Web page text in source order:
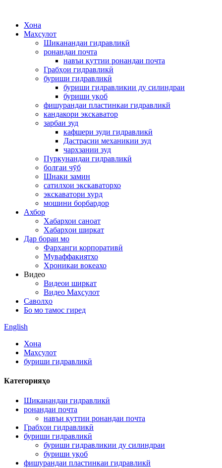
Хона
Маҳсулот
Шиканандаи гидравликӣ
ронандаи почта
навъи қуттии ронандаи почта
Грабҳои гидравликӣ
буриши гидравликӣ
буриши гидравликии ду силиндраи
буриши уқоб
фишурандаи пластинкаи гидравликй
кандакори экскаватор
зарбаи зуд
кафшери зуди гидравликӣ
Дастрасии механикии зуд
чархзании зуд
Пуркунандаи гидравликӣ
болғаи чӯб
Шнаки замин
сатилхои экскаваторхо
экскаватори хурд
мошини борбардор
Ахбор
Хабархои саноат
Хабарҳои ширкат
Дар бораи мо
Фарҳанги корпоративӣ
Муваффакиятхо
Хроникаи вокеахо
Видео
Видеои ширкат
Видео Маҳсулот
Саволҳо
Бо мо тамос гиред
English
Хона
Маҳсулот
буриши гидравликӣ
Категорияҳо
Шиканандаи гидравликӣ
ронандаи почта
навъи қуттии ронандаи почта
Грабҳои гидравликӣ
буриши гидравликӣ
буриши гидравликии ду силиндраи
буриши уқоб
фишурандаи пластинкаи гидравликй